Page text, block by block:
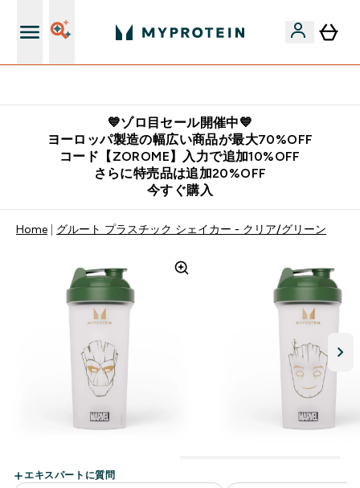
💙ゾロ目セール開催中💙
ヨーロッパ製造の幅広い商品が最大70%OFF
コード【ZOROME】入力で追加10%OFF
さらに特売品は追加20%OFF
今すぐ購入
Home グルート プラスチック シェイカー - クリア/グリーン